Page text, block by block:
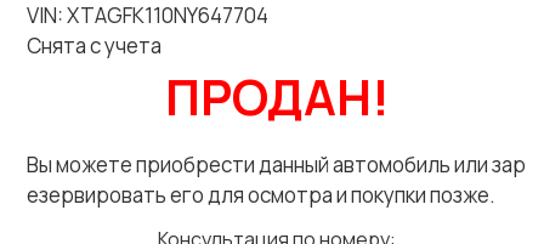
VIN: XTAGFK110NY647704
Снята с учета
ПРОДАН!
Вы можете приобрести данный автомобиль или зар
езервировать его для осмотра и покупки позже.